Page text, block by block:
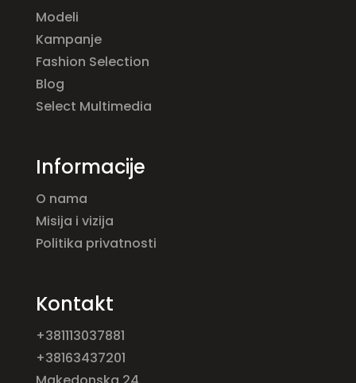
Modeli
Kampanje
Fashion Selection
Blog
Select Multimedia
Informacije
O nama
Misija i vizija
Politika privatnosti
Kontakt
+381113037881
+38163437201